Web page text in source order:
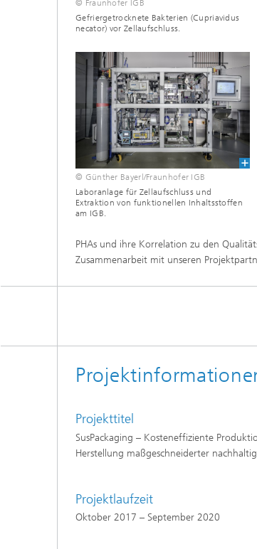
© Fraunhofer IGB
Gefriergetrocknete Bakterien (Cupriavidus
necator) vor Zellaufschluss.
© Günther Bayerl/Fraunhofer IGB
Laboranlage für Zellaufschluss und
Extraktion von funktionellen Inhaltsstoffen
am IGB.
PHAs und ihre Korrelation zu den
Zusammenarbeit mit unseren
Projekttitel
SusPackaging – Kosteneffiziente
Herstellung maßgeschneiderter
Projektlaufzeit
Oktober 2017 – September 2020